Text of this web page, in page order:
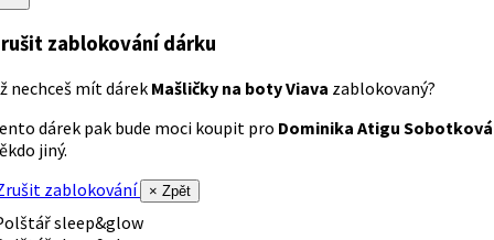
zablokování dárku
nechceš mít dárek Mašličky na boty Viava zablokovaný?
dárek pak bude moci koupit pro Dominika Atigu Sobotková
jiný.
zablokování
× Zpět